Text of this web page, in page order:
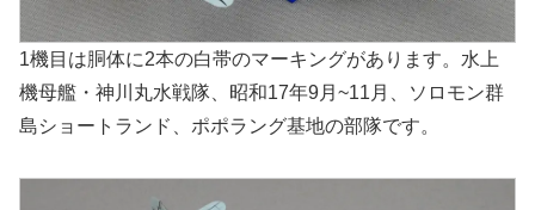
1機目は胴体に2本の白帯のマーキングがあります。水上
機母艦・神川丸水戦隊、昭和17年9月~11月、ソロモン群
島ショートランド、ポポラング基地の部隊です。